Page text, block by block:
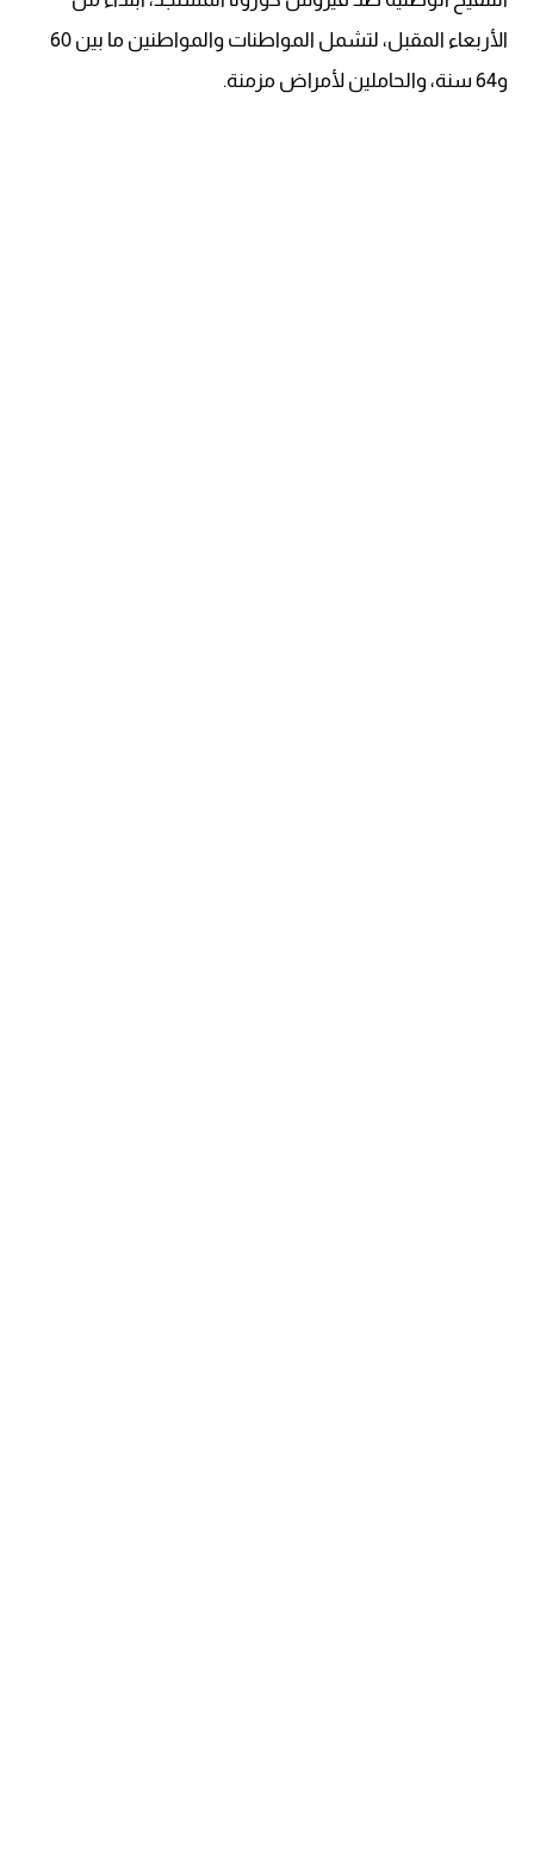
الأربعاء المقبل، لتشمل المواطنات والمواطنين ما بين 60
و64 سنة، والحاملين لأمراض مزمنة.